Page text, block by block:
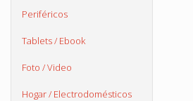
Periféricos
Tablets / Ebook
Foto / Video
Hogar / Electrodomésticos